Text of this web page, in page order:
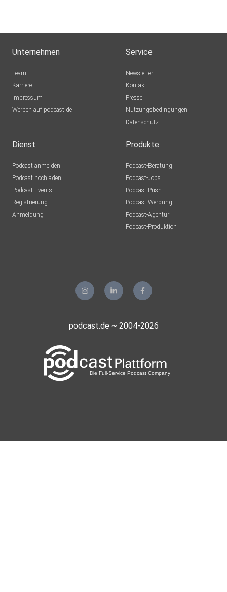
Unternehmen
Team
Karriere
Impressum
Werben auf podcast.de
Service
Newsletter
Kontakt
Presse
Nutzungsbedingungen
Datenschutz
Dienst
Podcast anmelden
Podcast hochladen
Podcast-Events
Registrierung
Anmeldung
Produkte
Podcast-Beratung
Podcast-Jobs
Podcast-Push
Podcast-Werbung
Podcast-Agentur
Podcast-Produktion
podcast.de ~ 2004-2026